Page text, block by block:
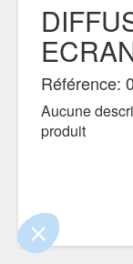
que le contenu de ce
mais on aimerait bien
certifiés par
Je choisis
Référence:
Aucune
produit